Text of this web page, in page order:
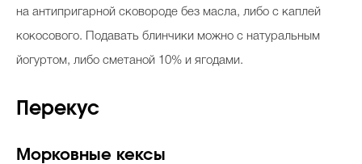
на антипригарной сковороде без масла, либо с каплей
кокосового. Подавать блинчики можно с натуральным
йогуртом, либо сметаной 10% и ягодами.
Перекус
Морковные кексы